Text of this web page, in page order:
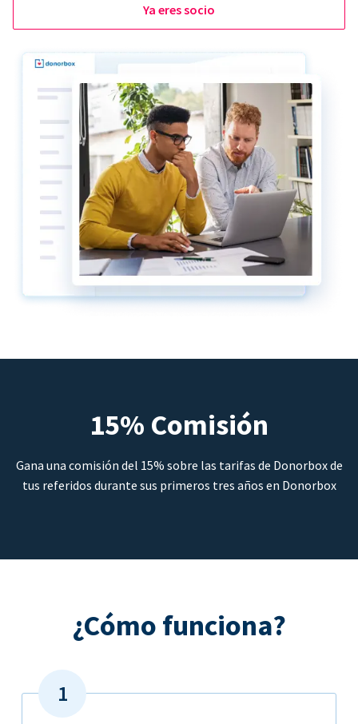
Ya eres socio
15% Comisión
Gana una comisión del 15% sobre las tarifas de Donorbox de
tus referidos durante sus primeros tres años en Donorbox
¿Cómo funciona?